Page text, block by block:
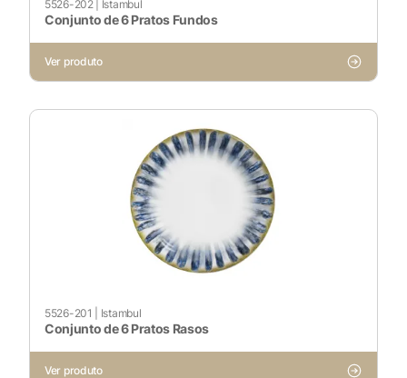
Voltar ao site
5526-202| Istambul
Conjunto de 6 Pratos Fundos
Ver produto
5526-201 Istambul
Conjunto de 6 Pratos Rasos
Ver produto
Sempre ativado
Cookies Não Necessários